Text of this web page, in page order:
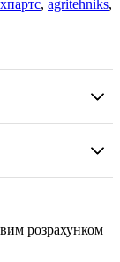
, agritehniks,
розрахунком